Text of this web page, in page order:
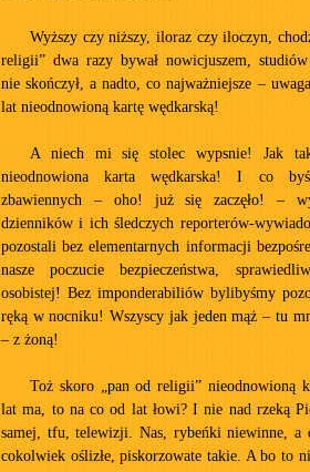
Wyższy czy niższy, iloraz czy iloczyn,
religii” dwa razy bywał nowicjuszem,
nie skończył, a nadto, co najważniejsze –
lat nieodnowioną kartę wędkarską!
A niech mi się stolec wypsnie! Jak
nieodnowiona karta wędkarska! I co
zbawiennych – oho! już się zaczęło! –
dzienników i ich śledczych reporterów-
pozostali bez elementarnych informacji
nasze poczucie bezpieczeństwa,
osobistej! Bez imponderabiliów bylibyśmy
ręką w nocniku! Wszyscy jak jeden mąż – tu
– z żoną!
Toż skoro „pan od religii” nieodnowioną
lat ma, to na co od lat łowi? I nie nad rzeką
samej, tfu, telewizji. Nas, rybeńki niewinne, a
cokolwiek oślizłe, piskorzowate takie. A bo to